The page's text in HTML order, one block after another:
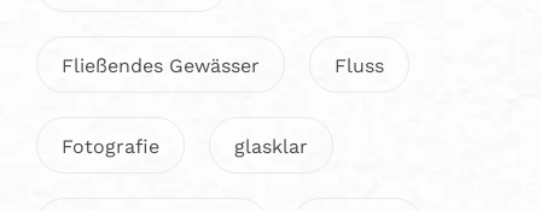
Fließendes Gewässer Fluss
Fotografie glasklar